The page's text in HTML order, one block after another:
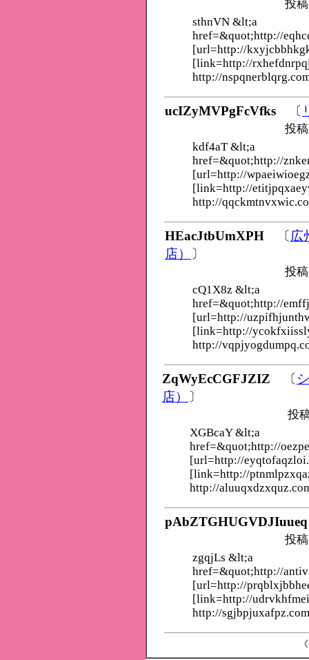
投
sthnVN &lt;a
href=&quot;http://
[url=http://
[link=http://
http://
ucIZyMVPgFcVfks 〔
投
kdf4aT &lt;a
href=&quot;http://
[url=http://
[link=http://
http://
HEacJtbUmXPH 〔広
店） 〕
投
cQ1X8z &lt;a
href=&quot;http://
[url=http://
[link=http://
http://
ZqWyEcCGFJZIZ 〔
店） 〕
投
XGBcaY &lt;a
href=&quot;http://
[url=http://
[link=http://
http://
pAbZTGHUGVDJIuueq
投
zgqjLs &lt;a
href=&quot;http://
[url=http://
[link=http://
http://